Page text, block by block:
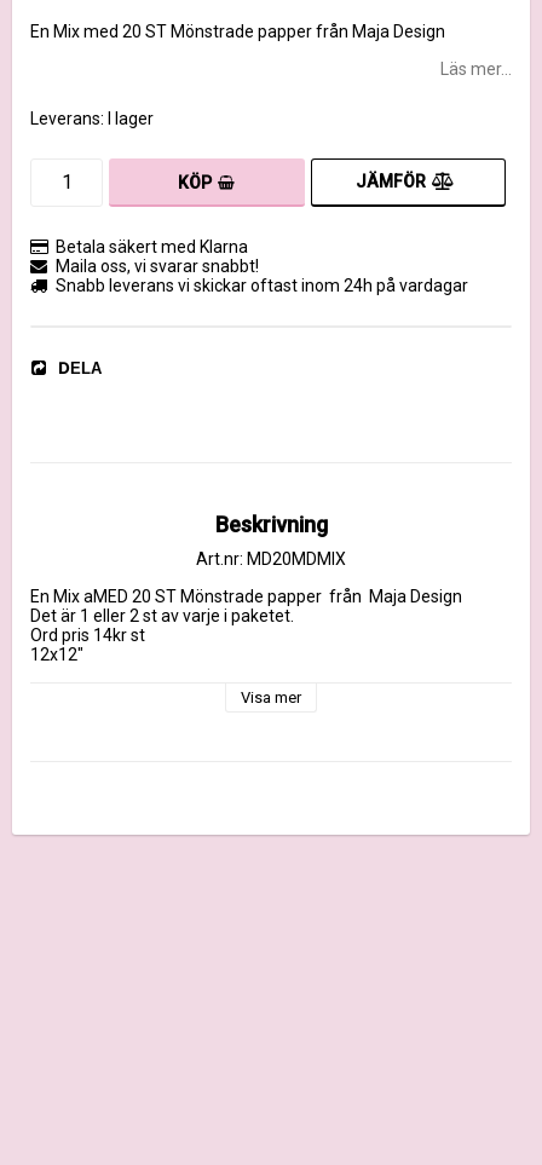
En Mix med 20 ST Mönstrade papper från Maja Design
Läs mer...
Leverans: I lager
KÖP JÄMFÖR
Betala säkert med Klarna
Maila oss, vi svarar snabbt!
Snabb leverans vi skickar oftast inom 24h på vardagar
DELA
Beskrivning
Art.nr: MD20MDMIX
En Mix aMED 20 ST Mönstrade papper  från  Maja Design
Det är 1 eller 2 st av varje i paketet.
Ord pris 14kr st
12x12"
Visa mer